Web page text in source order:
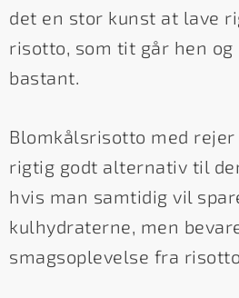
det en stor kunst at lave
risotto, som tit går hen
bastant.
Blomkålsrisotto med
rigtig godt alternativ til
hvis man samtidig vil
kulhydraterne, men
smagsoplevelse fra